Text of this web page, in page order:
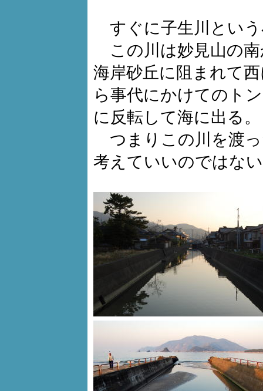
すぐに子生川とい
この川は妙見山の
海岸砂丘に阻まれて
ら事代にかけてのト
に反転して海に出る。
つまりこの川を渡
考えていいのではな